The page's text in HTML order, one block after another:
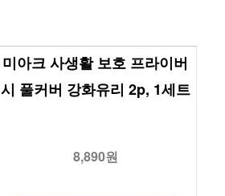
미아크 사생활 보호 프라이버
시 풀커버 강화유리 2p, 1세트
8,890원